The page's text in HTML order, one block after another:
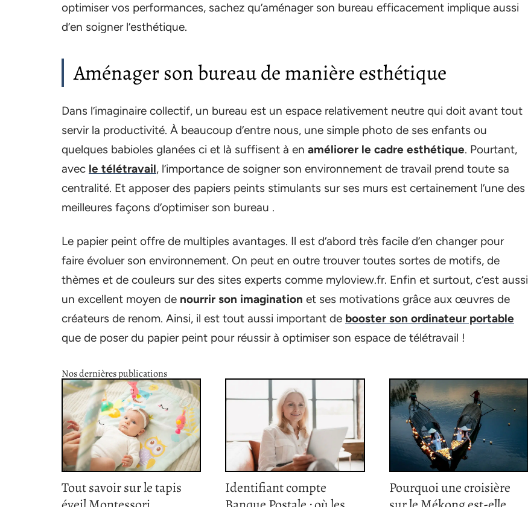
optimiser vos performances, sachez qu’aménager son bureau efficacement implique aussi
d’en soigner l’esthétique.
Aménager son bureau de manière esthétique
Dans l’imaginaire collectif, un bureau est un espace relativement neutre qui doit avant tout
servir la productivité. À beaucoup d’entre nous, une simple photo de ses enfants ou
quelques babioles glanées ci et là suffisent à en améliorer le cadre esthétique. Pourtant,
avec le télétravail, l’importance de soigner son environnement de travail prend toute sa
centralité. Et apposer des papiers peints stimulants sur ses murs est certainement l’une des
meilleures façons d’optimiser son bureau .
Le papier peint offre de multiples avantages. Il est d’abord très facile d’en changer pour
faire évoluer son environnement. On peut en outre trouver toutes sortes de motifs, de
thèmes et de couleurs sur des sites experts comme myloview.fr. Enfin et surtout, c’est aussi
un excellent moyen de nourrir son imagination et ses motivations grâce aux œuvres de
créateurs de renom. Ainsi, il est tout aussi important de booster son ordinateur portable
que de poser du papier peint pour réussir à optimiser son espace de télétravail !
Nos dernières publications
Tout savoir sur le tapis
Identifiant compte
Pourquoi une croisière